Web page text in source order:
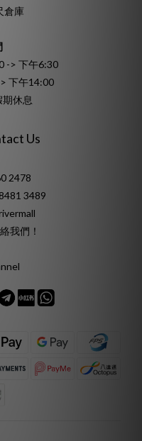
倉庫
-> 下午6:30
下午14:00
休息
Us
2478
3489
我們！